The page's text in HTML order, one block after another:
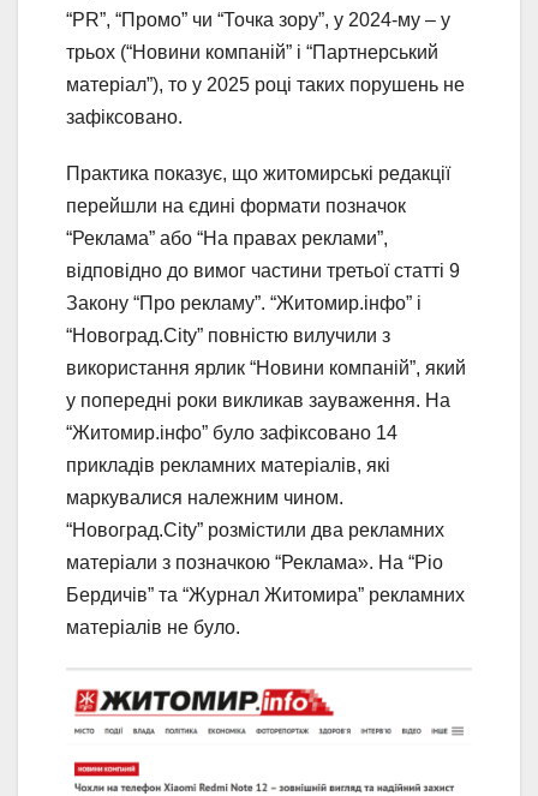
“PR”, “Промо” чи “Точка зору”, у 2024-му – у
трьох (“Новини компаній” і “Партнерський
матеріал”), то у 2025 році таких порушень не
зафіксовано.
Практика показує, що житомирські редакції
перейшли на єдині формати позначок
“Реклама” або “На правах реклами”,
відповідно до вимог частини третьої статті 9
Закону “Про рекламу”. “Житомир.інфо” і
“Новоград.City” повністю вилучили з
використання ярлик “Новини компаній”, який
у попередні роки викликав зауваження. На
“Житомир.інфо” було зафіксовано 14
прикладів рекламних матеріалів, які
маркувалися належним чином.
“Новоград.City” розмістили два рекламних
матеріали з позначкою “Реклама». На “Ріо
Бердичів” та “Журнал Житомира” рекламних
матеріалів не було.